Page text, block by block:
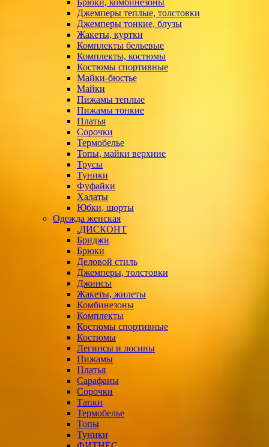
Брюки, комбинезоны
Джемперы теплые, толстовки
Джемперы тонкие, блузы
Жакеты, куртки
Комплекты бельевые
Комплекты, костюмы
Костюмы спортивные
Майки-бюстье
Майки
Пижамы теплые
Пижамы тонкие
Платья
Сорочки
Термобелье
Топы, майки верхние
Трусы
Туники
Фуфайки
Халаты
Юбки, шорты
Одежда женская
.ДИСКОНТ
Бриджи
Брюки
Деловой стиль
Джемперы, толстовки
Джинсы
Жакеты, жилеты
Комбинезоны
Комплекты
Костюмы спортивные
Костюмы
Легинсы и лосины
Пижамы
Платья
Сарафаны
Сорочки
Тапки
Термобелье
Топы
Туники